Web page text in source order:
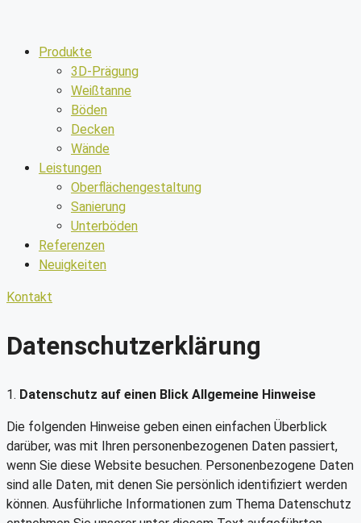
Produkte
3D-Prägung
Weißtanne
Böden
Decken
Wände
Leistungen
Oberflächengestaltung
Sanierung
Unterböden
Referenzen
Neuigkeiten
Kontakt
Datenschutzerklärung
1. Datenschutz auf einen Blick Allgemeine Hinweise
Die folgenden Hinweise geben einen einfachen Überblick
darüber, was mit Ihren personenbezogenen Daten passiert,
wenn Sie diese Website besuchen. Personenbezogene Daten
sind alle Daten, mit denen Sie persönlich identifiziert werden
können. Ausführliche Informationen zum Thema Datenschutz